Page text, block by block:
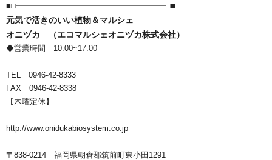
■□━━━━━━━━━━━━━━━━━━━□■
元気で活きのいい植物＆マルシェ
オニヅカ （エコマルシェオニヅカ株式会社）
◆営業時間 10:00~17:00
TEL 0946-42-8333
FAX 0946-42-8338
【木曜定休】
http://www.onidukabiosystem.co.jp
〒838-0214 福岡県朝倉郡筑前町東小田1291